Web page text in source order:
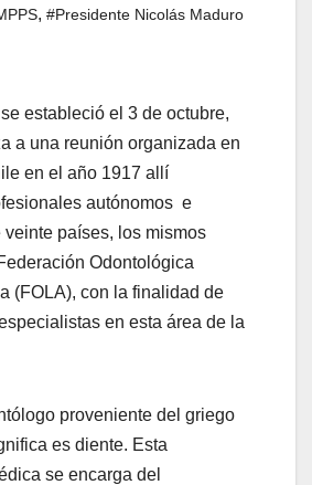
, #Presidente Nicolás Maduro
estableció el 3 de octubre,
a una reunión organizada en
en el año 1917 allí
autónomos e
veinte países, los mismos
Odontológica
(FOLA), con la finalidad de
en esta área de la
proveniente del griego
es diente. Esta
se encarga del